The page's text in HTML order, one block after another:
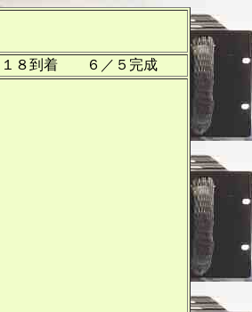
／１８到着 ６／５完成